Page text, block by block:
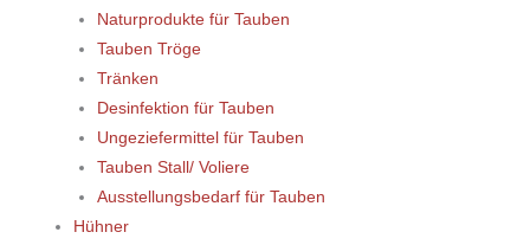
Naturprodukte für Tauben
Tauben Tröge
Tränken
Desinfektion für Tauben
Ungeziefermittel für Tauben
Tauben Stall/ Voliere
Ausstellungsbedarf für Tauben
Hühner